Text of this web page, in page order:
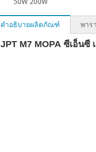
คำอธิบายผลิตภัณฑ์ พาร
JPT M7 MOPA ซีเอ็นซี